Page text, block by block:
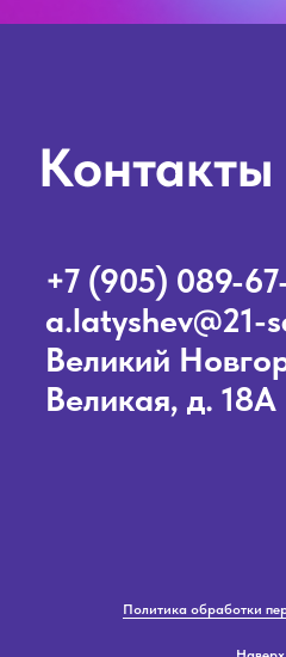
Политика обработки